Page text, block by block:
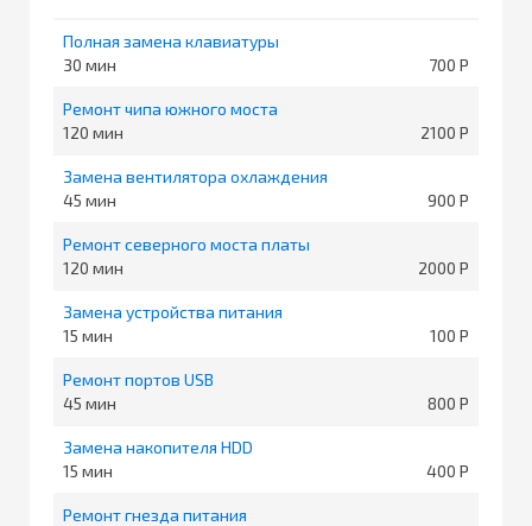
Полная замена клавиатуры
30
700
Ремонт чипа южного моста
120
2100
Замена вентилятора охлаждения
45
900
Ремонт северного моста платы
120
2000
Замена устройства питания
15
100
Ремонт портов USB
45
800
Замена накопителя HDD
15
400
Ремонт гнезда питания